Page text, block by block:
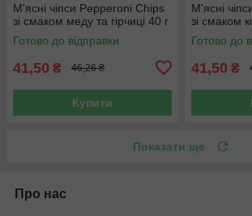
М'ясні чіпси Pepperoni Chips
зі смаком меду та гірчиці 40 г
Готово до відправки
41,50 ₴ 46,26 ₴
Купити
М'ясні
зі смаком
Готово до
41,50 ₴
Показати ще
Про нас